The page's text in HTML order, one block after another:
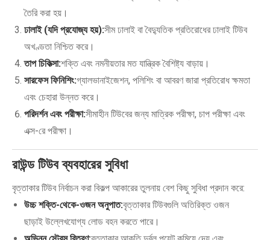
তৈরি করা হয়।
ঢালাই (যদি প্রযোজ্য হয়):সীম ঢালাই বা বৈদ্যুতিক প্রতিরোধের ঢালাই টিউব
অখণ্ডতা নিশ্চিত করে।
তাপ চিকিত্সা:শক্তি এবং নমনীয়তার মত যান্ত্রিক বৈশিষ্ট্য বাড়ায়।
সারফেস ফিনিশিং:গ্যালভানাইজেশন, পলিশিং বা আবরণ জারা প্রতিরোধ ক্ষমতা
এবং চেহারা উন্নত করে।
পরিদর্শন এবং পরীক্ষা:সীমাহীন টিউবের জন্য মাত্রিক পরীক্ষা, চাপ পরীক্ষা এবং
এক্স-রে পরীক্ষা।
রাউন্ড টিউব ব্যবহারের সুবিধা
বৃত্তাকার টিউব নির্বাচন করা বিকল্প আকারের তুলনায় বেশ কিছু সুবিধা প্রদান করে:
উচ্চ শক্তি-থেকে-ওজন অনুপাত:বৃত্তাকার টিউবগুলি অতিরিক্ত ওজন
ছাড়াই উল্লেখযোগ্য লোড বহন করতে পারে।